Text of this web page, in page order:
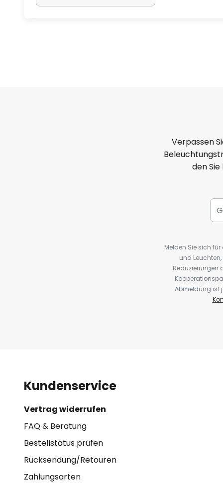
Verpassen
den
Melden Sie sich
und
Reduzierungen
Abmeldung ist
Kundenservice
Vertrag widerrufen
FAQ & Beratung
Bestellstatus prüfen
Rücksendung/Retouren
Zahlungsarten